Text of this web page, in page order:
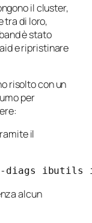
il cluster,
tra di loro,
è stato
e ripristinare
risolto con un
per
il
ibutils
alcun